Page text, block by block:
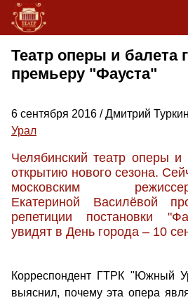
Театр оперы и балета
премьеру "Фауста"
6 сентября 2016 / Дмитрий
Урал
Челябинский театр оперы и
открытию нового сезона.
московским
Екатериной Василёвой
репетиции постановки
увидят в День города – 10
Корреспондент ГТРК "Южный
выяснил, почему эта опера